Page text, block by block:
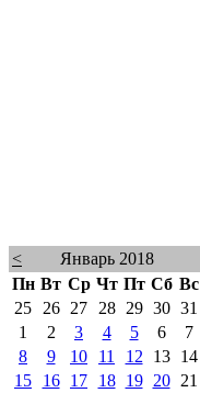
<
Январь 2018
Пн Вт Ср Чт Пт Сб Вс
25
26 27 28 29 30 31
1
2 3 4 5 6
7
8
9 10 11 12 13
14
15
16 17 18 19 20
21